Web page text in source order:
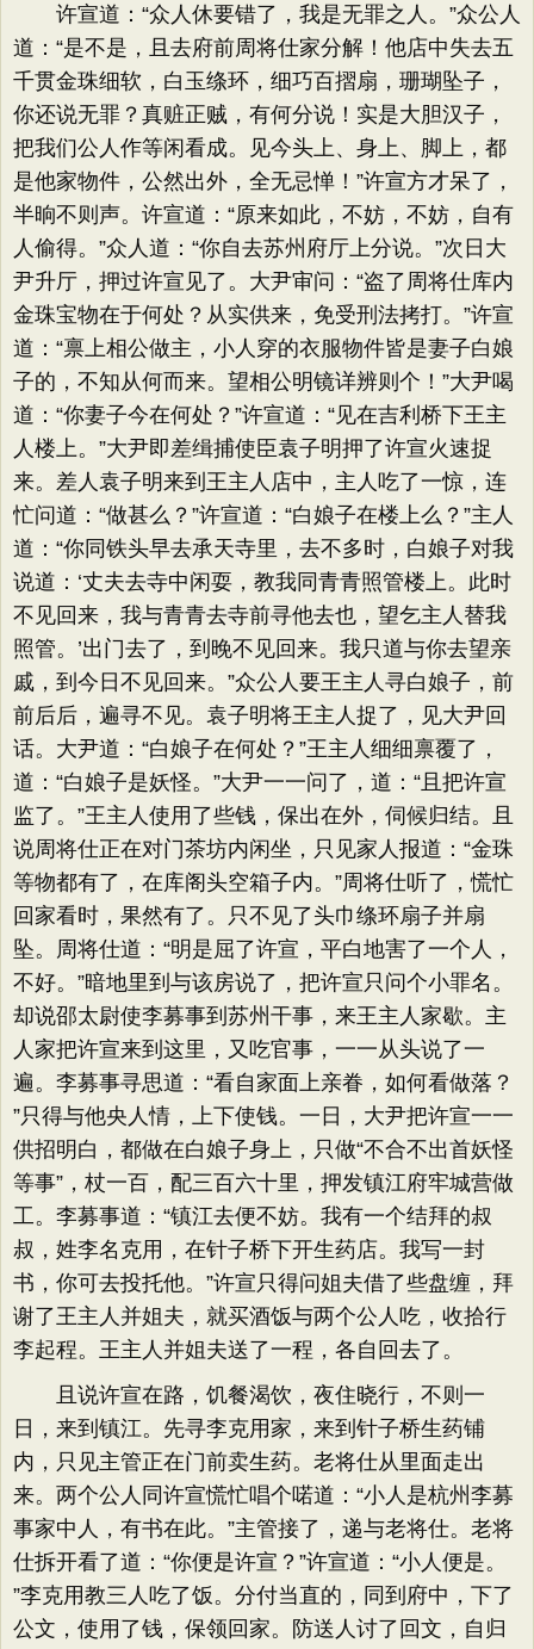
许宣道：​“众人休要错了，我是无罪之人。​”众公人
道：​“是不是，且去府前周将仕家分解！他店中失去五
千贯金珠细软，白玉绦环，细巧百摺扇，珊瑚坠子，
你还说无罪？真赃正贼，有何分说！实是大胆汉子，
把我们公人作等闲看成。见今头上、身上、脚上，都
是他家物件，公然出外，全无忌惮！”许宣方才呆了，
半晌不则声。许宣道：​“原来如此，不妨，不妨，自有
人偷得。​”众人道：​“你自去苏州府厅上分说。​”次日大
尹升厅，押过许宣见了。大尹审问：​“盗了周将仕库内
金珠宝物在于何处？从实供来，免受刑法拷打。​”许宣
道：​“禀上相公做主，小人穿的衣服物件皆是妻子白娘
子的，不知从何而来。望相公明镜详辨则个！”大尹喝
道：​“你妻子今在何处？​”许宣道：​“见在吉利桥下王主
人楼上。​”大尹即差缉捕使臣袁子明押了许宣火速捉
来。差人袁子明来到王主人店中，主人吃了一惊，连
忙问道：​“做甚么？​”许宣道：​“白娘子在楼上么？​”主人
道：​“你同铁头早去承天寺里，去不多时，白娘子对我
说道：‘丈夫去寺中闲耍，教我同青青照管楼上。此时
不见回来，我与青青去寺前寻他去也，望乞主人替我
照管。’出门去了，到晚不见回来。我只道与你去望亲
戚，到今日不见回来。​”众公人要王主人寻白娘子，前
前后后，遍寻不见。袁子明将王主人捉了，见大尹回
话。大尹道：​“白娘子在何处？​”王主人细细禀覆了，
道：​“白娘子是妖怪。​”大尹一一问了，道：​“且把许宣
监了。​”王主人使用了些钱，保出在外，伺候归结。且
说周将仕正在对门茶坊内闲坐，只见家人报道：​“金珠
等物都有了，在库阁头空箱子内。​”周将仕听了，慌忙
回家看时，果然有了。只不见了头巾绦环扇子并扇
坠。周将仕道：​“明是屈了许宣，平白地害了一个人，
不好。​”暗地里到与该房说了，把许宣只问个小罪名。
却说邵太尉使李募事到苏州干事，来王主人家歇。主
人家把许宣来到这里，又吃官事，一一从头说了一
遍。李募事寻思道：​“看自家面上亲眷，如何看做落？​
”只得与他央人情，上下使钱。一日，大尹把许宣一一
供招明白，都做在白娘子身上，只做“不合不出首妖怪
等事”​，杖一百，配三百六十里，押发镇江府牢城营做
工。李募事道：​“镇江去便不妨。我有一个结拜的叔
叔，姓李名克用，在针子桥下开生药店。我写一封
书，你可去投托他。​”许宣只得问姐夫借了些盘缠，拜
谢了王主人并姐夫，就买酒饭与两个公人吃，收拾行
李起程。王主人并姐夫送了一程，各自回去了。
且说许宣在路，饥餐渴饮，夜住晓行，不则一
日，来到镇江。先寻李克用家，来到针子桥生药铺
内，只见主管正在门前卖生药。老将仕从里面走出
来。两个公人同许宣慌忙唱个喏道：​“小人是杭州李募
事家中人，有书在此。​”主管接了，递与老将仕。老将
仕拆开看了道：​“你便是许宣？​”许宣道：​“小人便是。​
”李克用教三人吃了饭。分付当直的，同到府中，下了
公文，使用了钱，保领回家。防送人讨了回文，自归